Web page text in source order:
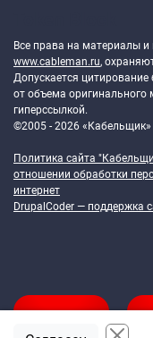
Все права на материалы и
www.cableman.ru,
Допускается цитирование
от объема оригинального
гиперссылкой.
©2005 - 2026 «Кабельщик»
Политика сайта
отношении обработки
интернет
DrupalCoder — поддержка